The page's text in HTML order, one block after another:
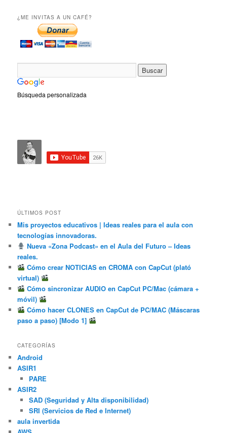
¿ME INVITAS A UN CAFÉ?
Búsqueda personalizada
ÚLTIMOS POST
Mis proyectos educativos | Ideas reales para el aula con
tecnologías innovadoras.
Nueva «Zona Podcast» en el Aula del Futuro – Ideas
reales.
Cómo crear NOTICIAS en CROMA con CapCut (plató
virtual)
Cómo sincronizar AUDIO en CapCut PC/Mac (cámara +
móvil)
Cómo hacer CLONES en CapCut de PC/MAC (Máscaras
paso a paso) [Modo 1]
CATEGORÍAS
Android
ASIR1
PARE
ASIR2
SAD (Seguridad y Alta disponibilidad)
SRI (Servicios de Red e Internet)
aula invertida